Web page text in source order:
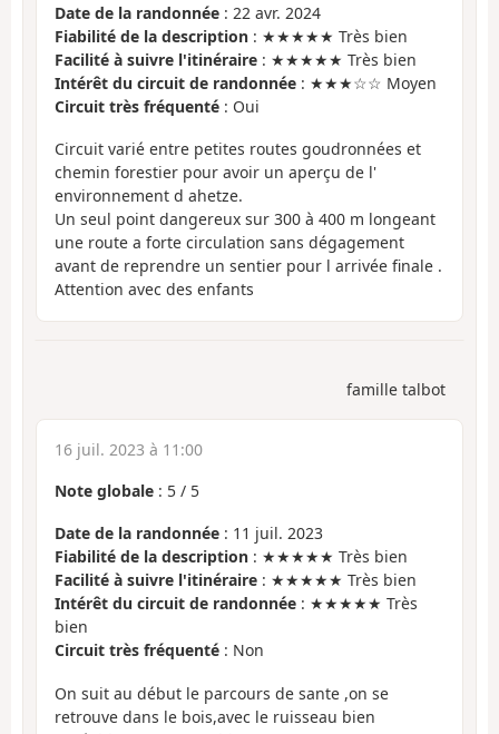
Date de la randonnée : 22 avr. 2024
Fiabilité de la description : ★★★★★ Très bien
Facilité à suivre l'itinéraire : ★★★★★ Très bien
Intérêt du circuit de randonnée : ★★★☆☆ Moyen
Circuit très fréquenté : Oui
Circuit varié entre petites routes goudronnées et
chemin forestier pour avoir un aperçu de l'
environnement d ahetze.
Un seul point dangereux sur 300 à 400 m longeant
une route a forte circulation sans dégagement
avant de reprendre un sentier pour l arrivée finale .
Attention avec des enfants
famille talbot
16 juil. 2023 à 11:00
Note globale : 5 / 5
Date de la randonnée : 11 juil. 2023
Fiabilité de la description : ★★★★★ Très bien
Facilité à suivre l'itinéraire : ★★★★★ Très bien
Intérêt du circuit de randonnée : ★★★★★ Très
bien
Circuit très fréquenté : Non
On suit au début le parcours de sante ,on se
retrouve dans le bois,avec le ruisseau bien